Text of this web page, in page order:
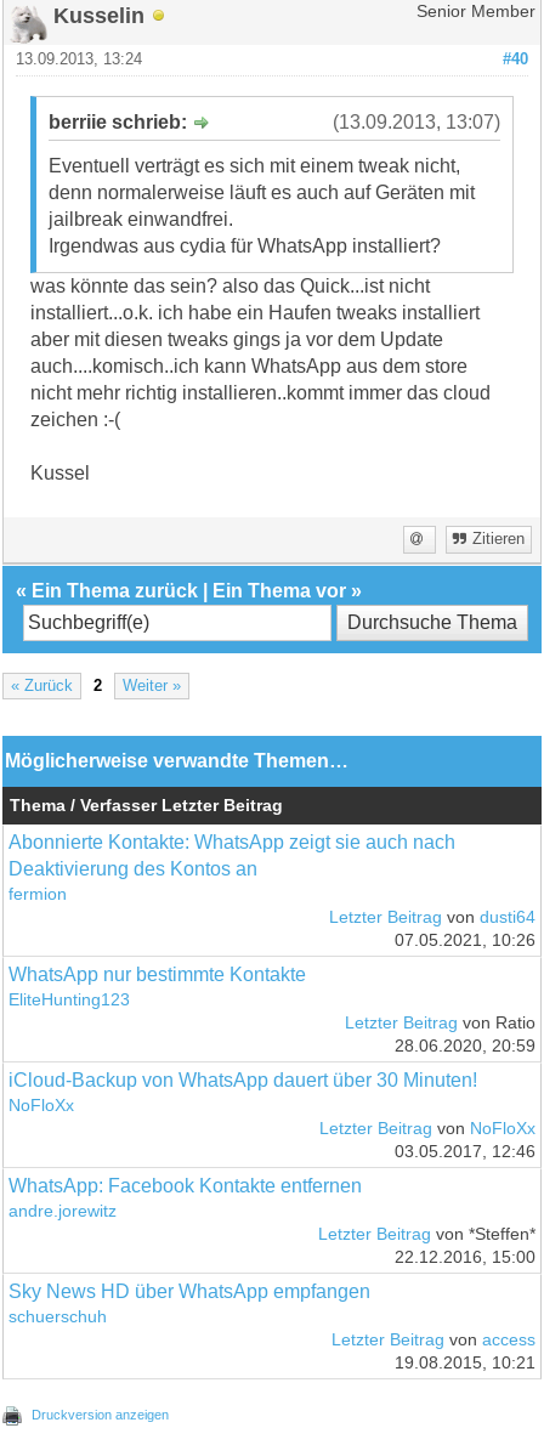
Kusselin Senior Member
#40
13.09.2013, 13:24
(13.09.2013, 13:07)
berriie schrieb:
Eventuell verträgt es sich mit einem tweak nicht,
denn normalerweise läuft es auch auf Geräten mit
jailbreak einwandfrei.
Irgendwas aus cydia für WhatsApp installiert?
was könnte das sein? also das Quick...ist nicht
installiert...o.k. ich habe ein Haufen tweaks installiert
aber mit diesen tweaks gings ja vor dem Update
auch....komisch..ich kann WhatsApp aus dem store
nicht mehr richtig installieren..kommt immer das cloud
zeichen :-(
Kussel
Zitieren
« Ein Thema zurück Ein Thema vor »
« Zurück 2 Weiter »
Möglicherweise verwandte Themen…
Thema / Verfasser Letzter Beitrag
Abonnierte Kontakte: WhatsApp zeigt sie auch nach
Deaktivierung des Kontos an
fermion
Letzter Beitrag von dusti64
07.05.2021, 10:26
WhatsApp nur bestimmte Kontakte
EliteHunting123
Letzter Beitrag von Ratio
28.06.2020, 20:59
iCloud-Backup von WhatsApp dauert über 30 Minuten!
NoFloXx
Letzter Beitrag von NoFloXx
03.05.2017, 12:46
WhatsApp: Facebook Kontakte entfernen
andre.jorewitz
Letzter Beitrag von *Steffen*
22.12.2016, 15:00
Sky News HD über WhatsApp empfangen
schuerschuh
Letzter Beitrag von access
19.08.2015, 10:21
Druckversion anzeigen